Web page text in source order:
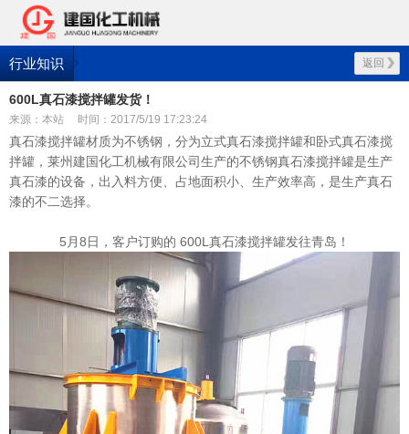
行业知识 返回
600L真石漆搅拌罐发货！
来源：本站 时间：2017/5/19 17:23:24
真石漆搅拌罐材质为不锈钢，分为立式真石漆搅拌罐和卧式真石漆搅
拌罐，莱州建国化工机械有限公司生产的不锈钢真石漆搅拌罐是生产
真石漆的设备，出入料方便、占地面积小、生产效率高，是生产真石
漆的不二选择。
5月8日，客户订购的 600L真石漆搅拌罐发往青岛！